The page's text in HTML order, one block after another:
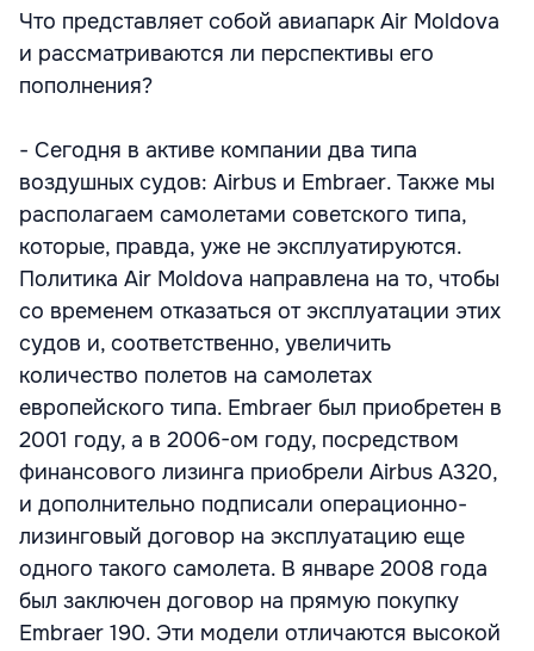
Что представляет собой авиапарк Air Moldova
и рассматриваются ли перспективы его
пополнения?
- Сегодня в активе компании два типа
воздушных судов: Airbus и Embraer. Также мы
располагаем самолетами советского типа,
которые, правда, уже не эксплуатируются.
Политика Air Moldova направлена на то, чтобы
со временем отказаться от эксплуатации этих
судов и, соответственно, увеличить
количество полетов на самолетах
европейского типа. Embraer был приобретен в
2001 году, а в 2006-ом году, посредством
финансового лизинга приобрели Airbus А320,
и дополнительно подписали операционно-
лизинговый договор на эксплуатацию еще
одного такого самолета. В январе 2008 года
был заключен договор на прямую покупку
Embraer 190. Эти модели отличаются высокой